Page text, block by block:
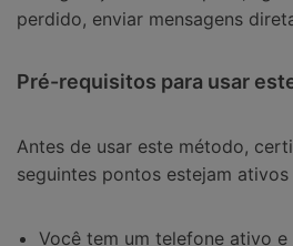
perdido, enviar mensagens
Pré-requisitos para usar
Antes de usar este método,
seguintes pontos estejam
Você tem um telefone ativo e